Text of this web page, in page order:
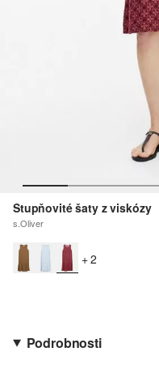
Stupňovité šaty z viskózy
s.Oliver
+ 2
Podrobnosti